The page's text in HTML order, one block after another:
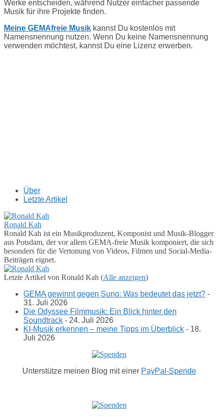
Werke entscheiden, während Nutzer einfacher passende
Musik für ihre Projekte finden.
Meine GEMAfreie Musik kannst Du kostenlos mit
Namensnennung nutzen. Wenn Du keine Namensnennung
verwenden möchtest, kannst Du eine Lizenz erwerben.
Über
Letzte Artikel
Ronald Kah
Ronald Kah ist ein Musikproduzent, Komponist und Musik-Blogger
aus Potsdam, der vor allem GEMA-freie Musik komponiert, die sich
besonders für die Vertonung von Videos, Filmen und Social-Media-
Beiträgen eignet.
Letzte Artikel von Ronald Kah (Alle anzeigen)
GEMA gewinnt gegen Suno: Was bedeutet das jetzt? -
31. Juli 2026
Die Odyssee Filmmusik: Ein Blick hinter den
Soundtrack - 24. Juli 2026
KI-Musik erkennen – meine Tipps im Überblick - 18.
Juli 2026
Unterstütze meinen Blog mit einer PayPal-Spende